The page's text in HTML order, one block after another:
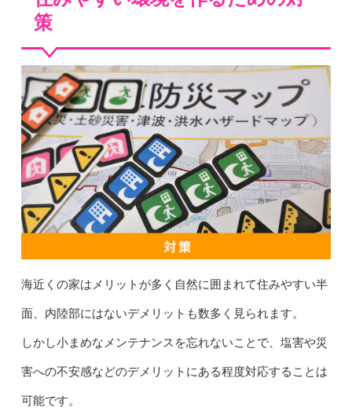
策
海近くの家はメリットが多く自然に囲まれて住みやすい半
面、内陸部にはないデメリットも数多く見られます。
しかし小まめなメンテナンスを忘れないことで、塩害や災
害への不安感などのデメリットにある程度対応することは
可能です。